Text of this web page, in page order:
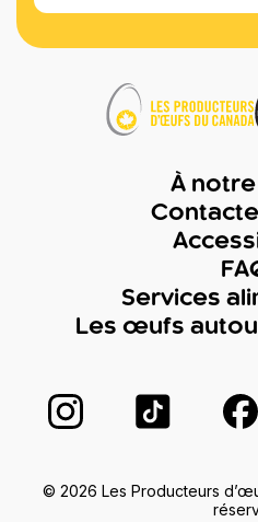
À
Services
Les œufs
Suivez-nous sur
Suivez-
© 2026 Les Producteurs